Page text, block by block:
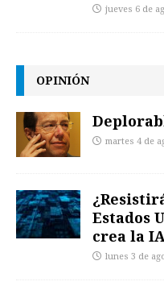
jueves 6 de
OPINIÓN
martes 4 de
Estados
crea la
lunes 3 de